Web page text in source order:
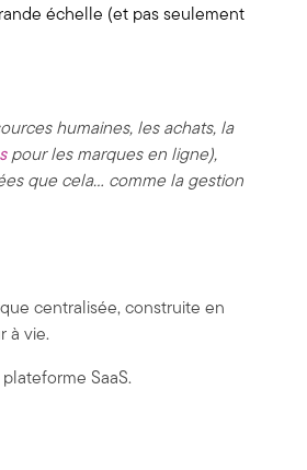
échelle (et pas seulement
humaines, les achats, la
pour les marques en ligne),
que cela... comme la gestion
centralisée, construite en
à vie.
SaaS.